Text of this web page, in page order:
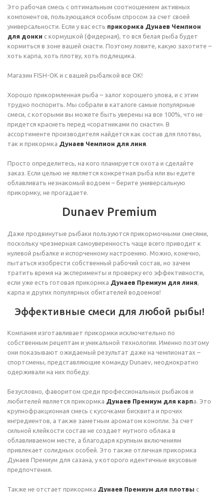
Это рабочая смесь с оптимальным соотношением активных
компонентов, пользующаяся особым спросом за счет своей
универсальности. Если у вас есть прикормка Дунаев Чемпион
для донки с кормушкой (фидерная), то вся белая рыба будет
кормиться в зоне вашей снасти. Поэтому ловите, какую захотите –
хоть карпа, хоть плотву, хоть подлещика.
Магазин FISH-OK и с вашей рыбалкой все ОК!
Хорошо прикормленная рыба – залог хорошего улова, и с этим
трудно поспорить. Мы собрали в каталоге самые популярные
смеси, с которыми вы можете быть уверены на все 100%, что не
придется краснеть перед «соратниками по снасти». В
ассортименте производителя найдется как состав для плотвы,
так и прикормка Дунаев Чемпион для линя.
Просто определитесь, на кого планируется охота и сделайте
заказ. Если целью не является конкретная рыба или вы едите
облавливать незнакомый водоем – берите универсальную
прикормку, не прогадаете.
Dunaev Premium
Даже продвинутые рыбаки пользуются прикормочными смесями,
поскольку чрезмерная самоуверенность чаще всего приводит к
нулевой рыбалке и испорченному настроению. Можно, конечно,
пытаться изобрести собственный рабочий состав, но зачем
тратить время на эксперименты и проверку его эффективности,
если уже есть готовая прикормка Дунаев Премиум для линя,
карпа и других популярных обитателей водоемов!
Эффективные смеси для любой рыбы!
Компания изготавливает прикормки исключительно по
собственным рецептам и уникальной технологии. Именно поэтому
они показывают ожидаемый результат даже на чемпионатах –
спортсмены, представляющие команду Dunaev, неоднократно
одерживали на них победу.
Безусловно, фаворитом среди профессиональных рыбаков и
любителей является прикормка Дунаев Премиум для карпа. Это
крупнофракционная смесь с кусочками бисквита и прочих
ингредиентов, а также заметным ароматом конопли. За счет
сильной клейкости состав не создает мутного облака в
облавливаемом месте, а благодаря крупным включениям
привлекает солидных особей. Это также отличная прикормка
Дунаев Премиум для сазана, у которого идентичные вкусовые
предпочтения.
Также не отстает прикормка Дунаев Премиум для плотвы с